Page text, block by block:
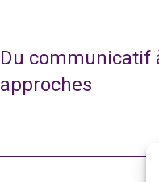
Du communicatif
approches